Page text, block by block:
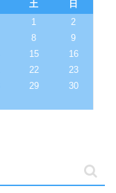
土
日
1
2
8
9
15
16
22
23
29
30